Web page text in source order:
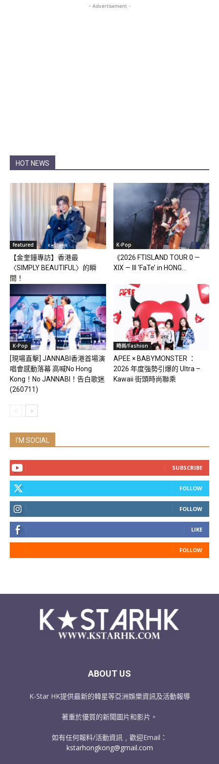
- Advertisement -
HOT NEWS
featured
【金奎鐘專訪】香港最
〈SIMPLY BEAUTIFUL〉的瞬
間！
K-Pop
《2026 FTISLAND TOUR 0 —
XIX — III ‘FaTe’ in HONG...
K-Pop
[現場直擊] JANNABI香港首場演
唱會感動落幕 高喊No Hong
Kong！No JANNABI！告白歌迷
(260711)
時尚/Fashion
APEE × BABYMONSTER ：
2026 年度強勢引爆的 Ultra –
Kawaii 街頭時尚聯乘
I'M SOCIAL
SUBSCRIBE
FOLLOW
FOLLOW
LIKE
FOLLOW
ABOUT US
K-Star HK提供最新的韓星等亞洲娛樂資訊及活動報導
著重於優質的新聞圖片和影片。
如有任何報料/活動資訊﹐歡迎Email：
kstarhongkong@gmail.com